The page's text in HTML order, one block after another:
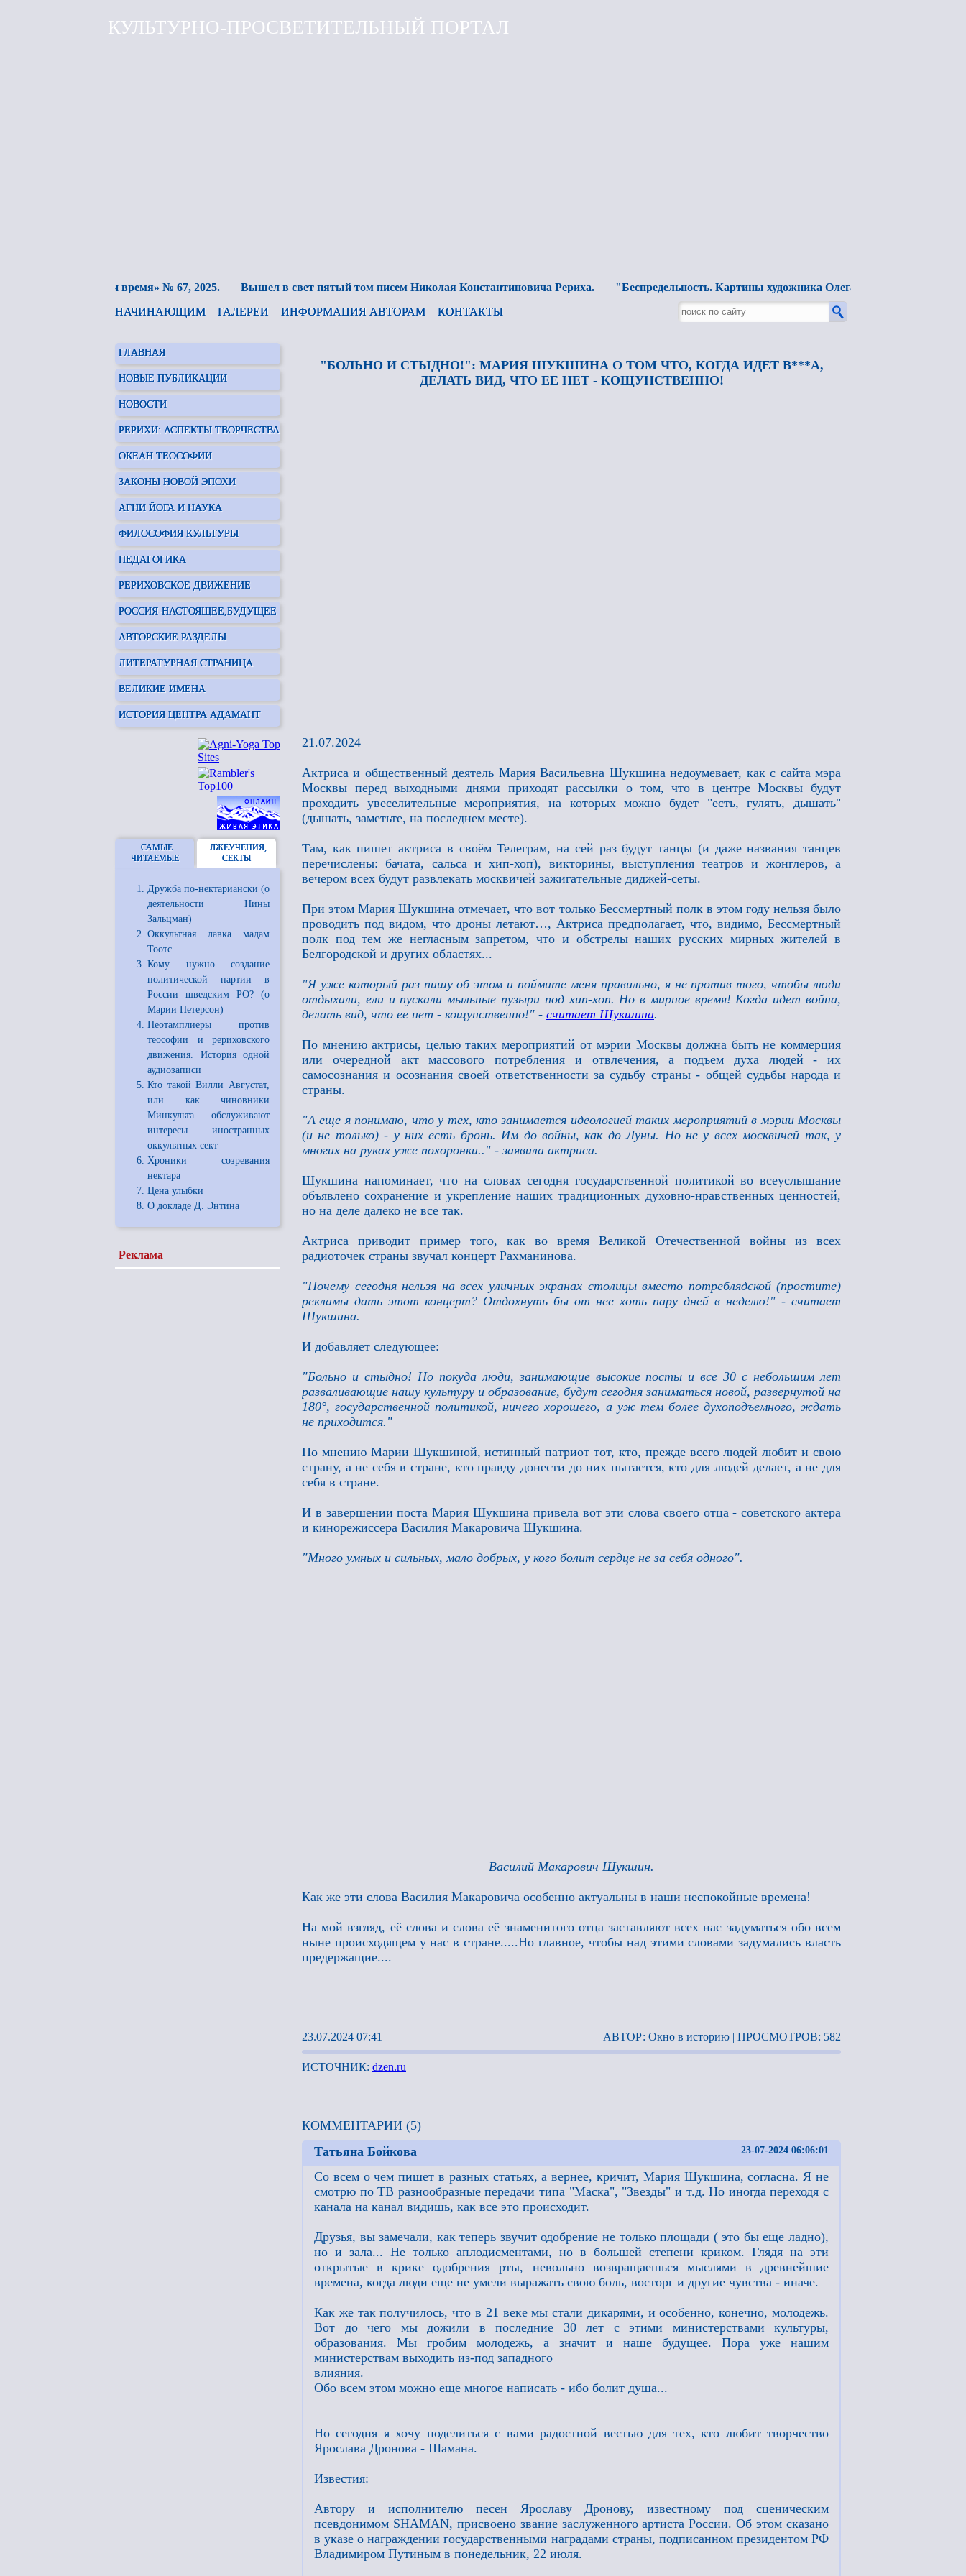
КУЛЬТУРНО-ПРОСВЕТИТЕЛЬНЫЙ ПОРТАЛ
«Культура и время» № 67, 2025. Вышел в свет пятый том писем Николая Константиновича Рериха. "Беспредельность. Картины художника Олега Высоцкого.
НАЧИНАЮЩИМ ГАЛЕРЕИ ИНФОРМАЦИЯ АВТОРАМ КОНТАКТЫ
ГЛАВНАЯ
НОВЫЕ ПУБЛИКАЦИИ
НОВОСТИ
РЕРИХИ: АСПЕКТЫ ТВОРЧЕСТВА
ОКЕАН ТЕОСОФИИ
ЗАКОНЫ НОВОЙ ЭПОХИ
АГНИ ЙОГА И НАУКА
ФИЛОСОФИЯ КУЛЬТУРЫ
ПЕДАГОГИКА
РЕРИХОВСКОЕ ДВИЖЕНИЕ
РОССИЯ-НАСТОЯЩЕЕ,БУДУЩЕЕ
АВТОРСКИЕ РАЗДЕЛЫ
ЛИТЕРАТУРНАЯ СТРАНИЦА
ВЕЛИКИЕ ИМЕНА
ИСТОРИЯ ЦЕНТРА АДАМАНТ
САМЫЕ
ЧИТАЕМЫЕ
ЛЖЕУЧЕНИЯ,
СЕКТЫ
Дружба по-нектариански (о
деятельности Нины
Зальцман)
Оккультная лавка мадам
Тоотс
Кому нужно создание
политической партии в
России шведским РО? (о
Марии Петерсон)
Неотамплиеры против
теософии и рериховского
движения. История одной
аудиозаписи
Кто такой Вилли Августат,
или как чиновники
Минкульта обслуживают
интересы иностранных
оккультных сект
Хроники созревания
нектара
Цена улыбки
О докладе Д. Энтина
Реклама
"БОЛЬНО И СТЫДНО!": МАРИЯ ШУКШИНА О ТОМ ЧТО, КОГДА ИДЕТ В***А,
ДЕЛАТЬ ВИД, ЧТО ЕЕ НЕТ - КОЩУНСТВЕННО!
21.07.2024
Актриса и общественный деятель Мария Васильевна Шукшина недоумевает, как с сайта мэра
Москвы перед выходными днями приходят рассылки о том, что в центре Москвы будут
проходить увеселительные мероприятия, на которых можно будет "есть, гулять, дышать"
(дышать, заметьте, на последнем месте).
Там, как пишет актриса в своём Телеграм, на сей раз будут танцы (и даже названия танцев
перечислены: бачата, сальса и хип-хоп), викторины, выступления театров и жонглеров, а
вечером всех будут развлекать москвичей зажигательные диджей-сеты.
При этом Мария Шукшина отмечает, что вот только Бессмертный полк в этом году нельзя было
проводить под видом, что дроны летают…, Актриса предполагает, что, видимо, Бессмертный
полк под тем же негласным запретом, что и обстрелы наших русских мирных жителей в
Белгородской и других областях...
"Я уже который раз пишу об этом и поймите меня правильно, я не против того, чтобы люди
отдыхали, ели и пускали мыльные пузыри под хип-хоп. Но в мирное время! Когда идет война,
делать вид, что ее нет - кощунственно!" - считает Шукшина.
По мнению актрисы, целью таких мероприятий от мэрии Москвы должна быть не коммерция
или очередной акт массового потребления и отвлечения, а подъем духа людей - их
самосознания и осознания своей ответственности за судьбу страны - общей судьбы народа и
страны.
"А еще я понимаю, что у тех, кто занимается идеологией таких мероприятий в мэрии Москвы
(и не только) - у них есть бронь. Им до войны, как до Луны. Но не у всех москвичей так, у
многих на руках уже похоронки.." - заявила актриса.
Шукшина напоминает, что на словах сегодня государственной политикой во всеуслышание
объявлено сохранение и укрепление наших традиционных духовно-нравственных ценностей,
но на деле далеко не все так.
Актриса приводит пример того, как во время Великой Отечественной войны из всех
радиоточек страны звучал концерт Рахманинова.
"Почему сегодня нельзя на всех уличных экранах столицы вместо потреблядской (простите)
рекламы дать этот концерт? Отдохнуть бы от нее хоть пару дней в неделю!" - считает
Шукшина.
И добавляет следующее:
"Больно и стыдно! Но покуда люди, занимающие высокие посты и все 30 с небольшим лет
разваливающие нашу культуру и образование, будут сегодня заниматься новой, развернутой на
180°, государственной политикой, ничего хорошего, а уж тем более духоподъемного, ждать
не приходится."
По мнению Марии Шукшиной, истинный патриот тот, кто, прежде всего людей любит и свою
страну, а не себя в стране, кто правду донести до них пытается, кто для людей делает, а не для
себя в стране.
И в завершении поста Мария Шукшина привела вот эти слова своего отца - советского актера
и кинорежиссера Василия Макаровича Шукшина.
"Много умных и сильных, мало добрых, у кого болит сердце не за себя одного".
Василий Макарович Шукшин.
Как же эти слова Василия Макаровича особенно актуальны в наши неспокойные времена!
На мой взгляд, её слова и слова её знаменитого отца заставляют всех нас задуматься обо всем
ныне происходящем у нас в стране.....Но главное, чтобы над этими словами задумались власть
предержащие....
23.07.2024 07:41 АВТОР: Окно в историю | ПРОСМОТРОВ: 582
ИСТОЧНИК: dzen.ru
КОММЕНТАРИИ (5)
Татьяна Бойкова
23-07-2024 06:06:01
Со всем о чем пишет в разных статьях, а вернее, кричит, Мария Шукшина, согласна. Я не
смотрю по ТВ разнообразные передачи типа "Маска", "Звезды" и т.д. Но иногда переходя с
канала на канал видишь, как все это происходит.
Друзья, вы замечали, как теперь звучит одобрение не только площади ( это бы еще ладно),
но и зала... Не только аплодисментами, но в большей степени криком. Глядя на эти
открытые в крике одобрения рты, невольно возвращаешься мыслями в древнейшие
времена, когда люди еще не умели выражать свою боль, восторг и другие чувства - иначе.
Как же так получилось, что в 21 веке мы стали дикарями, и особенно, конечно, молодежь.
Вот до чего мы дожили в последние 30 лет с этими министерствами культуры,
образования. Мы гробим молодежь, а значит и наше будущее. Пора уже нашим
министерствам выходить из-под западного
влияния.
Обо всем этом можно еще многое написать - ибо болит душа...
Но сегодня я хочу поделиться с вами радостной вестью для тех, кто любит творчество
Ярослава Дронова - Шамана.
Известия:
Автору и исполнителю песен Ярославу Дронову, известному под сценическим
псевдонимом SHAMAN, присвоено звание заслуженного артиста России. Об этом сказано
в указе о награждении государственными наградами страны, подписанном президентом РФ
Владимиром Путиным в понедельник, 22 июля.